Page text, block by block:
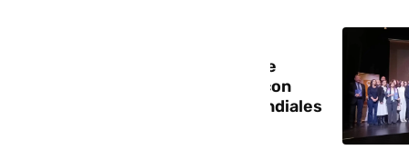
El Festival de Música y Danza de
Granada celebra su 75 edición con
grandes figuras y estrenos mundiales